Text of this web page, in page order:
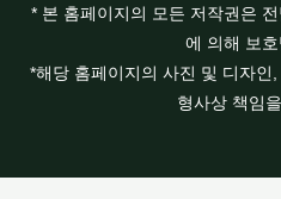
* 본 홈페이지의 모든 저작권은
에 의해 보호
*해당 홈페이지의 사진 및 디자인
형사상 책임